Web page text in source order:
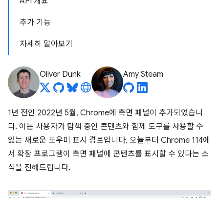
추가 기능
자세히 알아보기
Oliver Dunk Amy Steam
1년 전인 2022년 5월, Chrome에 측면 패널이 추가되었습니
다. 이는 사용자가 탐색 중인 콘텐츠와 함께 도구를 사용할 수
있는 새로운 도우미 표시 경로입니다. 오늘부터 Chrome 114에
서 확장 프로그램이 측면 패널에 콘텐츠를 표시할 수 있다는 소
식을 전해드립니다.